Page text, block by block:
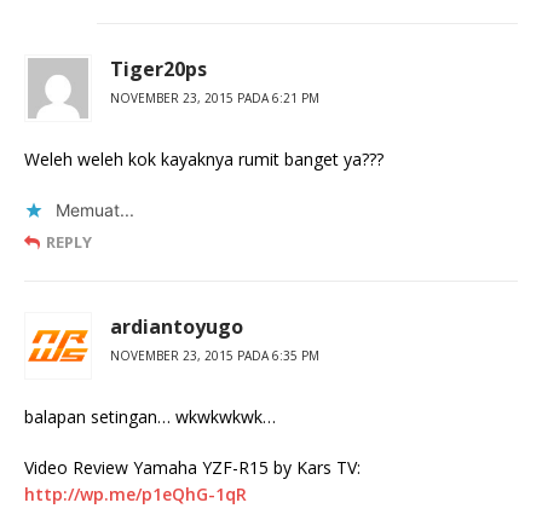
Tiger20ps
NOVEMBER 23, 2015 PADA 6:21 PM
Weleh weleh kok kayaknya rumit banget ya???
Memuat...
REPLY
ardiantoyugo
NOVEMBER 23, 2015 PADA 6:35 PM
balapan setingan… wkwkwkwk…
Video Review Yamaha YZF-R15 by Kars TV:
http://wp.me/p1eQhG-1qR